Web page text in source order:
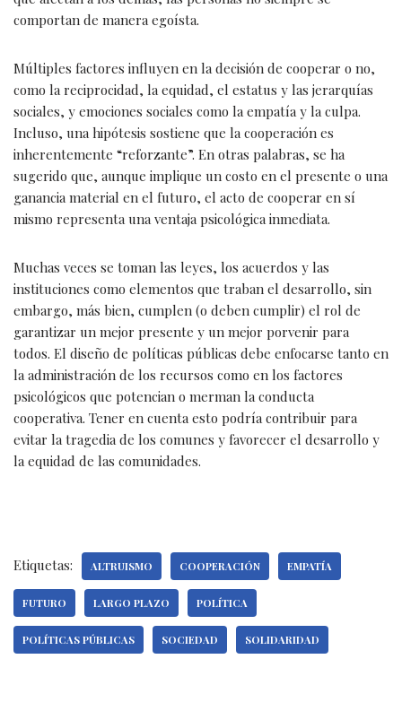
comportan de manera egoísta.
Múltiples factores influyen en la decisión de cooperar o no,
como la reciprocidad, la equidad, el estatus y las jerarquías
sociales, y emociones sociales como la empatía y la culpa.
Incluso, una hipótesis sostiene que la cooperación es
inherentemente “reforzante”. En otras palabras, se ha
sugerido que, aunque implique un costo en el presente o una
ganancia material en el futuro, el acto de cooperar en sí
mismo representa una ventaja psicológica inmediata.
Muchas veces se toman las leyes, los acuerdos y las
instituciones como elementos que traban el desarrollo, sin
embargo, más bien, cumplen (o deben cumplir) el rol de
garantizar un mejor presente y un mejor porvenir para
todos. El diseño de políticas públicas debe enfocarse tanto en
la administración de los recursos como en los factores
psicológicos que potencian o merman la conducta
cooperativa. Tener en cuenta esto podría contribuir para
evitar la tragedia de los comunes y favorecer el desarrollo y
la equidad de las comunidades.
Etiquetas: ALTRUISMO COOPERACIÓN EMPATÍA
FUTURO LARGO PLAZO POLÍTICA
POLÍTICAS PÚBLICAS SOCIEDAD SOLIDARIDAD